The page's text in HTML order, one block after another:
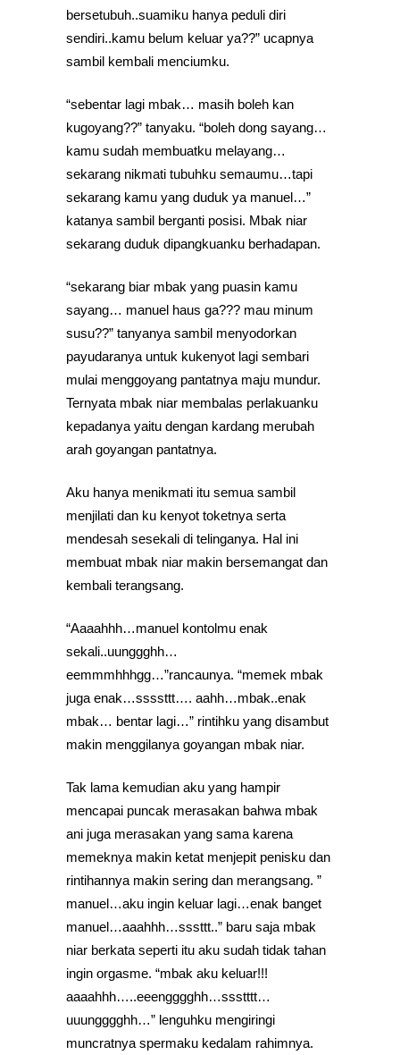
bersetubuh..suamiku hanya peduli diri
sendiri..kamu belum keluar ya??” ucapnya
sambil kembali menciumku.
“sebentar lagi mbak… masih boleh kan
kugoyang??” tanyaku. “boleh dong sayang…
kamu sudah membuatku melayang…
sekarang nikmati tubuhku semaumu…tapi
sekarang kamu yang duduk ya manuel…”
katanya sambil berganti posisi. Mbak niar
sekarang duduk dipangkuanku berhadapan.
“sekarang biar mbak yang puasin kamu
sayang… manuel haus ga??? mau minum
susu??” tanyanya sambil menyodorkan
payudaranya untuk kukenyot lagi sembari
mulai menggoyang pantatnya maju mundur.
Ternyata mbak niar membalas perlakuanku
kepadanya yaitu dengan kardang merubah
arah goyangan pantatnya.
Aku hanya menikmati itu semua sambil
menjilati dan ku kenyot toketnya serta
mendesah sesekali di telinganya. Hal ini
membuat mbak niar makin bersemangat dan
kembali terangsang.
“Aaaahhh…manuel kontolmu enak
sekali..uunggghh…
eemmmhhhgg…”rancaunya. “memek mbak
juga enak…ssssttt…. aahh…mbak..enak
mbak… bentar lagi…” rintihku yang disambut
makin menggilanya goyangan mbak niar.
Tak lama kemudian aku yang hampir
mencapai puncak merasakan bahwa mbak
ani juga merasakan yang sama karena
memeknya makin ketat menjepit penisku dan
rintihannya makin sering dan merangsang. ”
manuel…aku ingin keluar lagi…enak banget
manuel…aaahhh…sssttt..” baru saja mbak
niar berkata seperti itu aku sudah tidak tahan
ingin orgasme. “mbak aku keluar!!!
aaaahhh…..eeengggghh…ssstttt…
uuungggghh…” lenguhku mengiringi
muncratnya spermaku kedalam rahimnya.